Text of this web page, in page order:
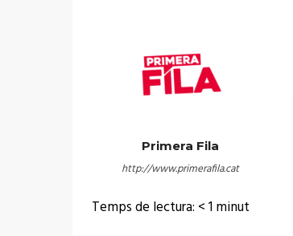
Primera Fila
http://www.primerafila.cat
Temps de lectura: < 1minut